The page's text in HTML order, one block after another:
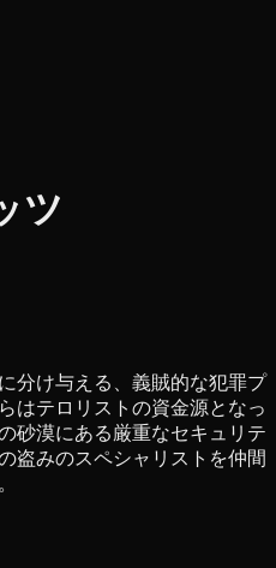
ツ
分け与える、義賊的な犯罪プ
はテロリストの資金源となっ
砂漠にある厳重なセキュリテ
盗みのスペシャリストを仲間